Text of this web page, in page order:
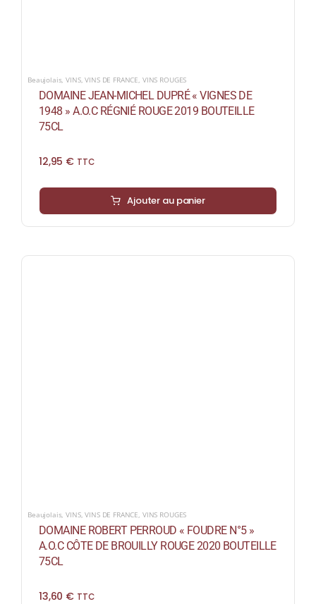
Beaujolais,VINS,VINS DE FRANCE, VINS ROUGES
DOMAINE JEAN-MICHEL DUPRÉ « VIGNES DE
1948 » A.O.C RÉGNIÉ ROUGE 2019 BOUTEILLE
75CL
12,95 € TTC
Ajouter au panier
Beaujolais ,VINS,VINS DE FRANCE VINS ROUGES
DOMAINE ROBERT PERROUD « FOUDRE N°5 »
A.O.C CÔTE DE BROUILLY ROUGE 2020 BOUTEILLE
75CL
13,60 € TTC